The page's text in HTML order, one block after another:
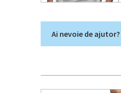
Ai nevoie de ajutor?